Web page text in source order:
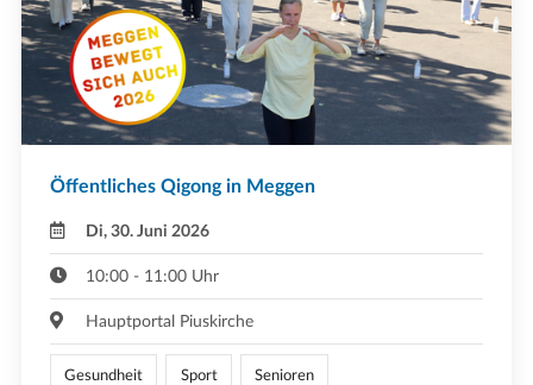
Öffentliches Qigong in Meggen
Di, 30. Juni 2026
10:00 - 11:00 Uhr
Hauptportal Piuskirche
Gesundheit Sport Senioren